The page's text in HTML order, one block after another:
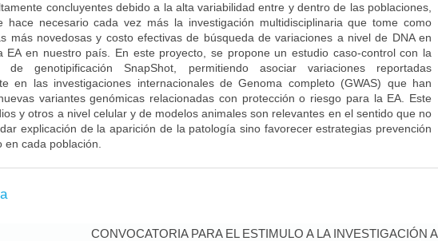
concluyentes debido a la alta variabilidad entre y dentro de las poblaciones,
hace necesario cada vez más la investigación multidisciplinaria que tome como
más novedosas y costo efectivas de búsqueda de variaciones a nivel de DNA en
EA en nuestro país. En este proyecto, se propone un estudio caso-control con la
de genotipificación SnapShot, permitiendo asociar variaciones reportadas
en las investigaciones internacionales de Genoma completo (GWAS) que han
variantes genómicas relacionadas con protección o riesgo para la EA. Este
y otros a nivel celular y de modelos animales son relevantes en el sentido que no
explicación de la aparición de la patología sino favorecer estrategias prevención
en cada población.
CONVOCATORIA PARA EL ESTIMULO A LA INVESTIGACIÓN A